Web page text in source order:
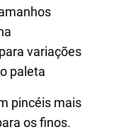
variações
paleta
pincéis mais
os finos.